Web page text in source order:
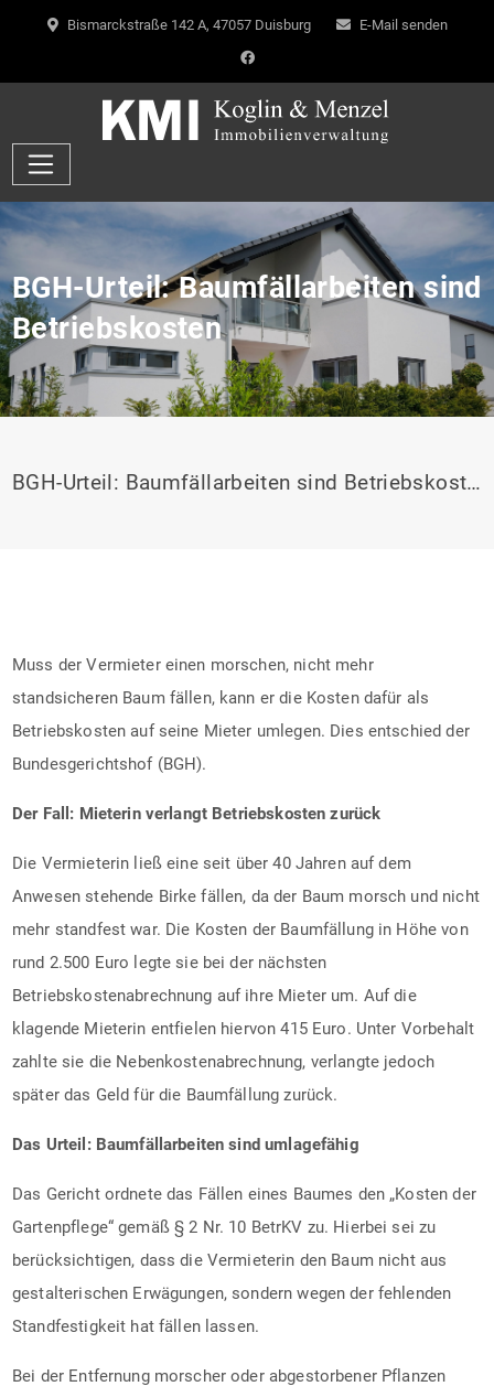
Bismarckstraße 142 A, 47057 Duisburg E-Mail senden
BGH-Urteil: Baumfällarbeiten sind
Betriebskosten
BGH-Urteil: Baumfällarbeiten sind Betriebskosten
Muss der Vermieter einen morschen, nicht mehr
standsicheren Baum fällen, kann er die Kosten dafür als
Betriebskosten auf seine Mieter umlegen. Dies entschied der
Bundesgerichtshof (BGH).
Der Fall: Mieterin verlangt Betriebskosten zurück
Die Vermieterin ließ eine seit über 40 Jahren auf dem
Anwesen stehende Birke fällen, da der Baum morsch und nicht
mehr standfest war. Die Kosten der Baumfällung in Höhe von
rund 2.500 Euro legte sie bei der nächsten
Betriebskostenabrechnung auf ihre Mieter um. Auf die
klagende Mieterin entfielen hiervon 415 Euro. Unter Vorbehalt
zahlte sie die Nebenkostenabrechnung, verlangte jedoch
später das Geld für die Baumfällung zurück.
Das Urteil: Baumfällarbeiten sind umlagefähig
Das Gericht ordnete das Fällen eines Baumes den „Kosten der
Gartenpflege“ gemäß § 2 Nr. 10 BetrKV zu. Hierbei sei zu
berücksichtigen, dass die Vermieterin den Baum nicht aus
gestalterischen Erwägungen, sondern wegen der fehlenden
Standfestigkeit hat fällen lassen.
Bei der Entfernung morscher oder abgestorbener Pflanzen